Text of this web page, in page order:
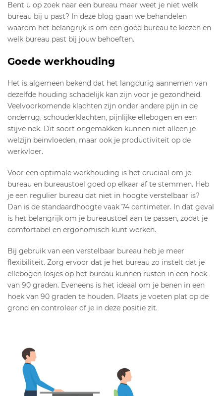
Bent u op zoek naar een bureau maar weet je niet welk
bureau bij u past? In deze blog gaan we behandelen
waarom het belangrijk is om een goed bureau te kiezen en
welk bureau past bij jouw behoeften.
Goede werkhouding
Het is algemeen bekend dat het langdurig aannemen van
dezelfde houding schadelijk kan zijn voor je gezondheid.
Veelvoorkomende klachten zijn onder andere pijn in de
onderrug, schouderklachten, pijnlijke ellebogen en een
stijve nek. Dit soort ongemakken kunnen niet alleen je
welzijn beïnvloeden, maar ook je productiviteit op de
werkvloer.
Voor een optimale werkhouding is het cruciaal om je
bureau en bureaustoel goed op elkaar af te stemmen. Heb
je een regulier bureau dat niet in hoogte verstelbaar is?
Dan is de standaardhoogte vaak 74 centimeter. In dat geval
is het belangrijk om je bureaustoel aan te passen, zodat je
comfortabel en ergonomisch kunt werken.
Bij gebruik van een verstelbaar bureau heb je meer
flexibiliteit. Zorg ervoor dat je het bureau zo instelt dat je
ellebogen losjes op het bureau kunnen rusten in een hoek
van 90 graden. Eveneens is het ideaal om je benen in een
hoek van 90 graden te houden. Plaats je voeten plat op de
grond en controleer of je in deze positie zit.